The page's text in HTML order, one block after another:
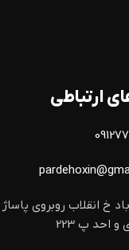
ارتباطی
خ انقلاب روبروی
و احد پ 223